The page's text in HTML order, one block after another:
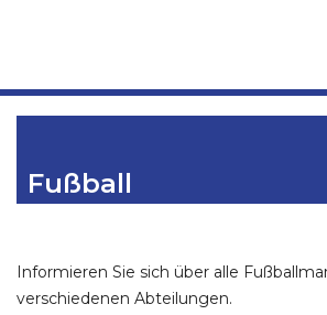
Fußball
Informieren Sie sich über alle
verschiedenen Abteilungen.